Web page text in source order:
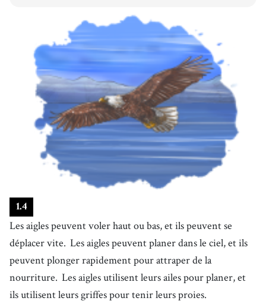
1.4
Les aigles peuvent voler haut ou bas, et ils peuvent se
déplacer vite. Les aigles peuvent planer dans le ciel, et ils
peuvent plonger rapidement pour attraper de la
nourriture. Les aigles utilisent leurs ailes pour planer, et
ils utilisent leurs griffes pour tenir leurs proies.